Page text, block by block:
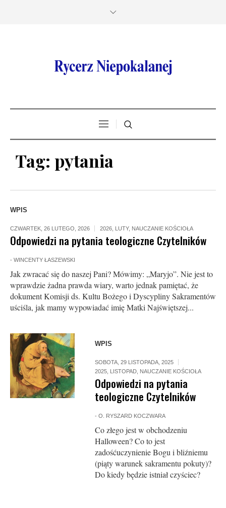
Tag: pytania
WPIS
CZWARTEK, 26 LUTEGO, 2026 2026 LUTY, NAUCZANIE KOŚCIOŁA
Odpowiedzi na pytania teologiczne Czytelników
- WINCENTY ŁASZEWSKI
Jak zwracać się do naszej Pani? Mówimy: „Maryjo”. Nie jest to
wprawdzie żadna prawda wiary, warto jednak pamiętać, że
dokument Komisji ds. Kultu Bożego i Dyscypliny Sakramentów
uściśla, jak mamy wypowiadać imię Matki Najświętszej...
WPIS
SOBOTA, 29 LISTOPADA, 2025
2025 LISTOPAD NAUCZANIE KOŚCIOŁA
Odpowiedzi na pytania
teologiczne Czytelników
-O. RYSZARD KOCZWARA
Co złego jest w obchodzeniu
Halloween? Co to jest
zadośćuczynienie Bogu i bliźniemu
(piąty warunek sakramentu pokuty)?
Do kiedy będzie istniał czyściec?